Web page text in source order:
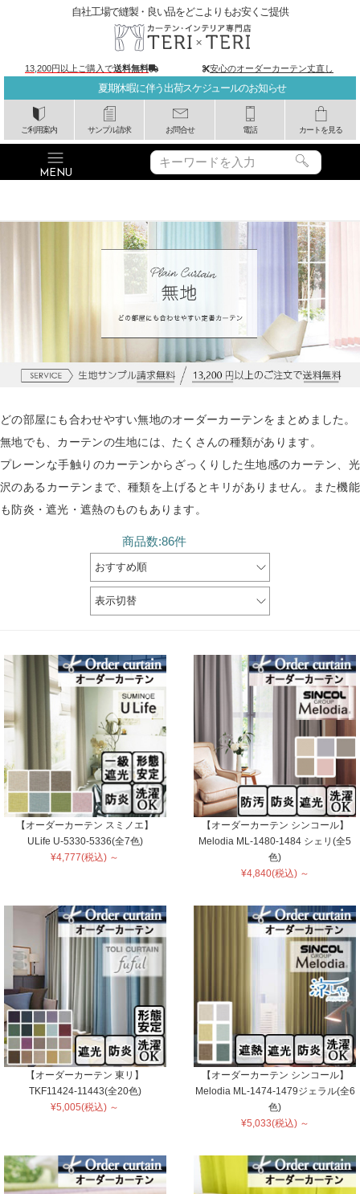
夏期休暇に伴う出荷スケジュールのお知らせ
ご利用案内 サンプル請求 お問合せ 電話 カートを見る
自社工場で縫製・良い品をどこよりもお安くご提供
13,200円以上ご購入で送料無料 安心のオーダーカーテン丈直し
どの部屋にも合わせやすい無地のオーダーカーテンをまとめました。
無地でも、カーテンの生地には、たくさんの種類があります。
プレーンな手触りのカーテンからざっくりした生地感のカーテン、光
沢のあるカーテンまで、種類を上げるとキリがありません。また機能
も防炎・遮光・遮熱のものもあります。
商品数:86件
おすすめ順
表示切替
【オーダーカーテン スミノエ】
ULife U-5330-5336(全7色)
¥4,777(税込) ～
【オーダーカーテン シンコール】
Melodia ML-1480-1484 シェリ(全5
色)
¥4,840(税込) ～
【オーダーカーテン 東リ】
TKF11424-11443(全20色)
¥5,005(税込) ～
【オーダーカーテン シンコール】
Melodia ML-1474-1479ジェラル(全6
色)
¥5,033(税込) ～